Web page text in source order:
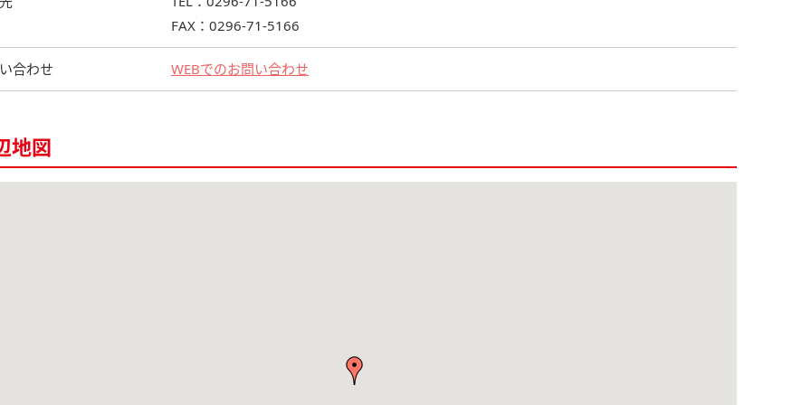
FAX：0296-71-5166
合わせ WEBでのお問い合わせ
地図